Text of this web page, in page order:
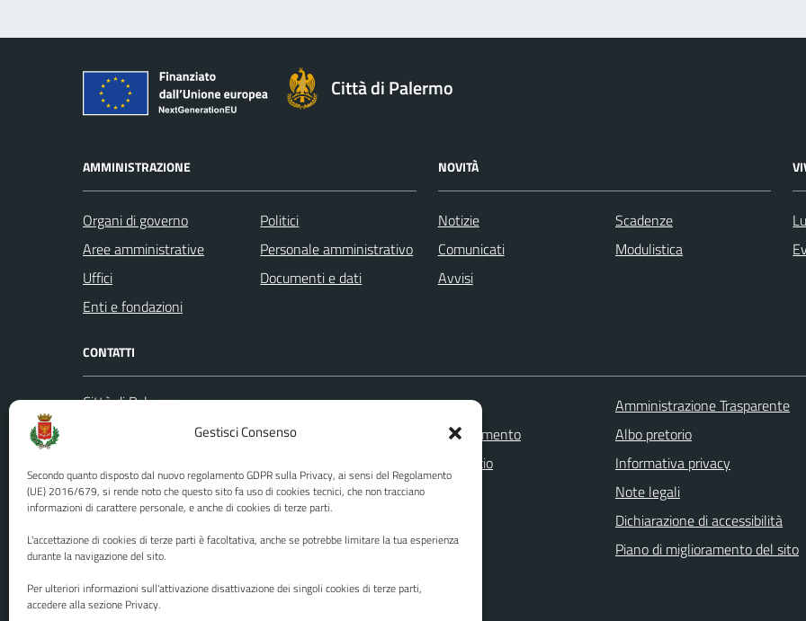
Gestisci Consenso
Secondo quanto disposto dal nuovo regolamento GDPR sulla Privacy, ai sensi del Regolamento
(UE) 2016/679, si rende noto che questo sito fa uso di cookies tecnici, che non tracciano
informazioni di carattere personale, e anche di cookies di terze parti.
L'accettazione di cookies di terze parti è facoltativa, anche se potrebbe limitare la tua esperienza
durante la navigazione del sito.
Per ulteriori informazioni sull'attivazione disattivazione dei singoli cookies di terze parti,
accedere alla sezione Privacy.
Città di Palermo
AMMINISTRAZIONE
Organi di governo
Aree amministrative
Uffici
Enti e fondazioni
Politici
Personale amministrativo
Documenti e dati
NOVITÀ
Notizie
Comunicati
Avvisi
Scadenze
Modulistica
CONTATTI
Città di Palermo
Codice fiscale / P. IVA:80016350821
U.O. Ufficio Relazioni con il Pubblico
(URP)
Numero verde: 0917401111
PEC:protocollo@cert.comune.palermo.it
Leggi le FAQ
Prenotazione appuntamento
Segnalazione disservizio
Richiesta assistenza
Amministrazione Trasparente
Albo pretorio
Informativa privacy
Note legali
Dichiarazione di accessibilità
Piano di miglioramento del sito